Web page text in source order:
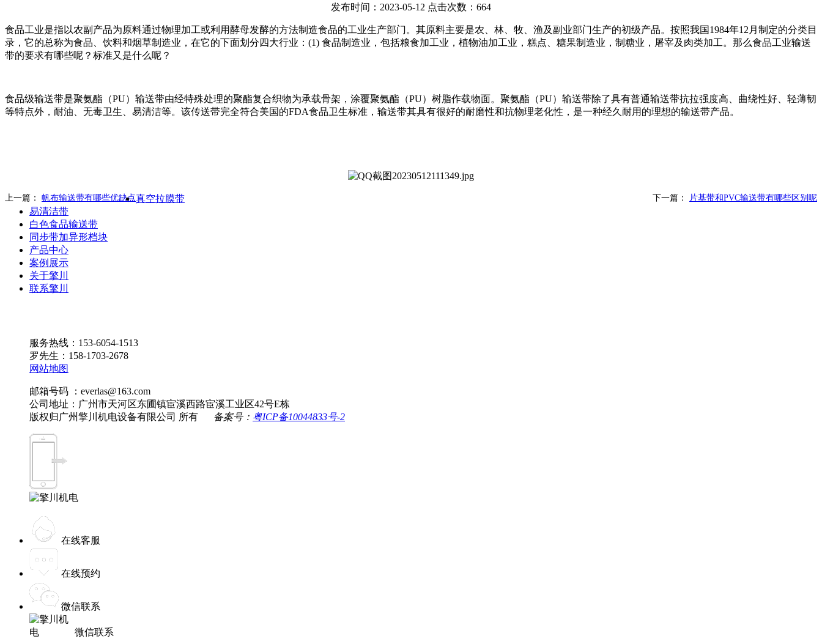
发布时间：2023-05-12 点击次数：664
食品工业是指以农副产品为原料通过物理加工或利用酵母发酵的方法制造食品的工业生产部门。其原料主要是农、林、牧、渔及副业部门生产的初级产品。按照我国1984年12月制定的分类目
录，它的总称为食品、饮料和烟草制造业，在它的下面划分四大行业：(1) 食品制造业，包括粮食加工业，植物油加工业，糕点、糖果制造业，制糖业，屠宰及肉类加工。那么食品工业输送
带的要求有哪些呢？标准又是什么呢？
食品级输送带是聚氨酯（PU）输送带由经特殊处理的聚酯复合织物为承载骨架，涂覆聚氨酯（PU）树脂作载物面。聚氨酯（PU）输送带除了具有普通输送带抗拉强度高、曲绕性好、轻薄韧
等特点外，耐油、无毒卫生、易清洁等。该传送带完全符合美国的FDA食品卫生标准，输送带其具有很好的耐磨性和抗物理老化性，是一种经久耐用的理想的输送带产品。
上一篇： 帆布输送带有哪些优缺点 下一篇： 片基带和PVC输送带有哪些区别呢
真空拉膜带
易清洁带
白色食品输送带
同步带加异形档块
产品中心
案例展示
关于擎川
联系擎川
服务热线：153-6054-1513
罗先生：158-1703-2678
网站地图
邮箱号码 ：everlas@163.com
公司地址：广州市天河区东圃镇宦溪西路宦溪工业区42号E栋
版权归广州擎川机电设备有限公司 所有
备案号： 粤ICP备10044833号-2
在线客服
在线预约
微信联系
微信联系